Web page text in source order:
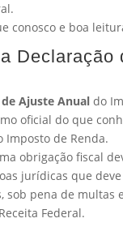
conosco e boa
Declaração
Ajuste Anualdo
oficial do que
Imposto de Renda.
obrigação fiscal
jurídicas que
sob pena de multas
Federal.